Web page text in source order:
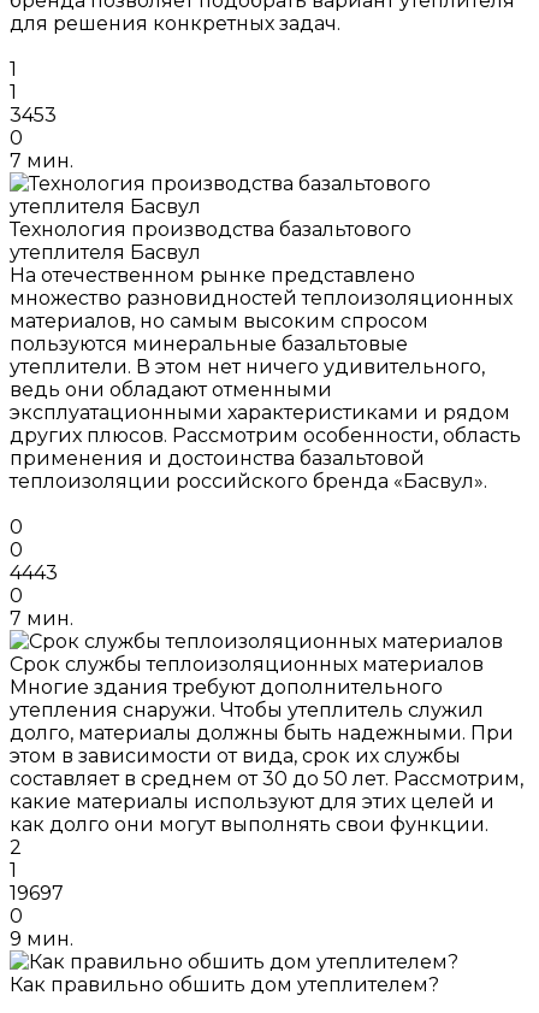
для решения конкретных задач.
1
1
3453
0
7 мин.
Технология производства базальтового
утеплителя Басвул
На отечественном рынке представлено
множество разновидностей теплоизоляционных
материалов, но самым высоким спросом
пользуются минеральные базальтовые
утеплители. В этом нет ничего удивительного,
ведь они обладают отменными
эксплуатационными характеристиками и рядом
других плюсов. Рассмотрим особенности, область
применения и достоинства базальтовой
теплоизоляции российского бренда «Басвул».
0
0
4443
0
7 мин.
Срок службы теплоизоляционных материалов
Многие здания требуют дополнительного
утепления снаружи. Чтобы утеплитель служил
долго, материалы должны быть надежными. При
этом в зависимости от вида, срок их службы
составляет в среднем от 30 до 50 лет. Рассмотрим,
какие материалы используют для этих целей и
как долго они могут выполнять свои функции.
2
1
19697
0
9 мин.
Как правильно обшить дом утеплителем?